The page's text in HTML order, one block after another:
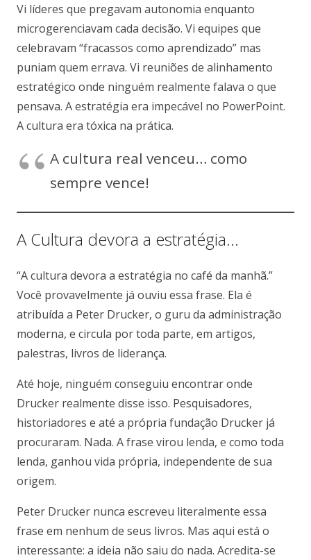
Vi líderes que pregavam autonomia enquanto
microgerenciavam cada decisão. Vi equipes que
celebravam “fracassos como aprendizado” mas
puniam quem errava. Vi reuniões de alinhamento
estratégico onde ninguém realmente falava o que
pensava. A estratégia era impecável no PowerPoint.
A cultura era tóxica na prática.
A cultura real venceu… como
sempre vence!
A Cultura devora a estratégia…
“A cultura devora a estratégia no café da manhã.”
Você provavelmente já ouviu essa frase. Ela é
atribuída a Peter Drucker, o guru da administração
moderna, e circula por toda parte, em artigos,
palestras, livros de liderança.
Até hoje, ninguém conseguiu encontrar onde
Drucker realmente disse isso. Pesquisadores,
historiadores e até a própria fundação Drucker já
procuraram. Nada. A frase virou lenda, e como toda
lenda, ganhou vida própria, independente de sua
origem.
Peter Drucker nunca escreveu literalmente essa
frase em nenhum de seus livros. Mas aqui está o
interessante: a ideia não saiu do nada. Acredita-se